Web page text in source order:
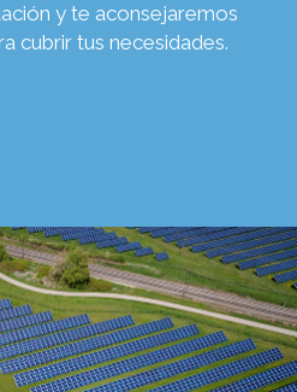
y te aconsejaremos
cubrir tus necesidades.